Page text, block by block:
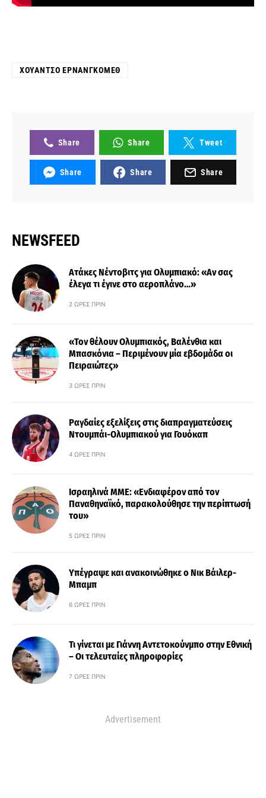
ΧΟΥΆΝΤΣΟ ΕΡΝΑΝΓΚΌΜΕΘ
Share Share Tweet
Share Share Share
NEWSFEED
Ατάκες Νέντοβιτς για Ολυμπιακό: «Αν σας
έλεγα τι έγινε στο αεροπλάνο…»
2 ΏΡΕΣ ΠΡΙΝ
«Τον θέλουν Ολυμπιακός, Βαλένθια και
Μπασκόνια – Περιμένουν μία εβδομάδα οι
Πειραιώτες»
3 ΏΡΕΣ ΠΡΙΝ
Ραγδαίες εξελίξεις στις διαπραγματεύσεις
Ντουμπάι-Ολυμπιακού για Γουόκαπ
4 ΏΡΕΣ ΠΡΙΝ
Ισραηλινά ΜΜΕ: «Ενδιαφέρον από τον
Παναθηναϊκό, παρακολούθησε την περίπτωσή
του»
5 ΏΡΕΣ ΠΡΙΝ
Υπέγραψε και ανακοινώθηκε ο Νικ Βάιλερ-
Μπαμπ
6 ΏΡΕΣ ΠΡΙΝ
Τι γίνεται με Γιάννη Αντετοκούνμπο στην Εθνική
– Οι τελευταίες πληροφορίες
7 ΏΡΕΣ ΠΡΙΝ
Advertisement